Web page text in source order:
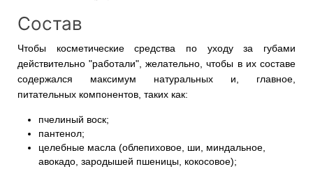
Состав
Чтобы косметические средства по уходу за губами
действительно "работали", желательно, чтобы в их составе
содержался максимум натуральных и, главное,
питательных компонентов, таких как:
пчелиный воск;
пантенол;
целебные масла (облепиховое, ши, миндальное,
авокадо, зародышей пшеницы, кокосовое);